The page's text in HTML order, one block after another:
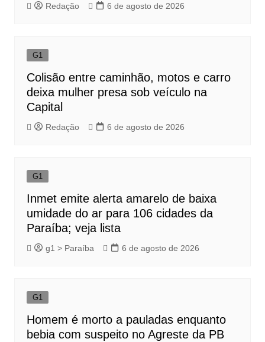
Redação 6 de agosto de 2026
G1
Colisão entre caminhão, motos e carro
deixa mulher presa sob veículo na
Capital
Redação 6 de agosto de 2026
G1
Inmet emite alerta amarelo de baixa
umidade do ar para 106 cidades da
Paraíba; veja lista
g1 > Paraíba 6 de agosto de 2026
G1
Homem é morto a pauladas enquanto
bebia com suspeito no Agreste da PB